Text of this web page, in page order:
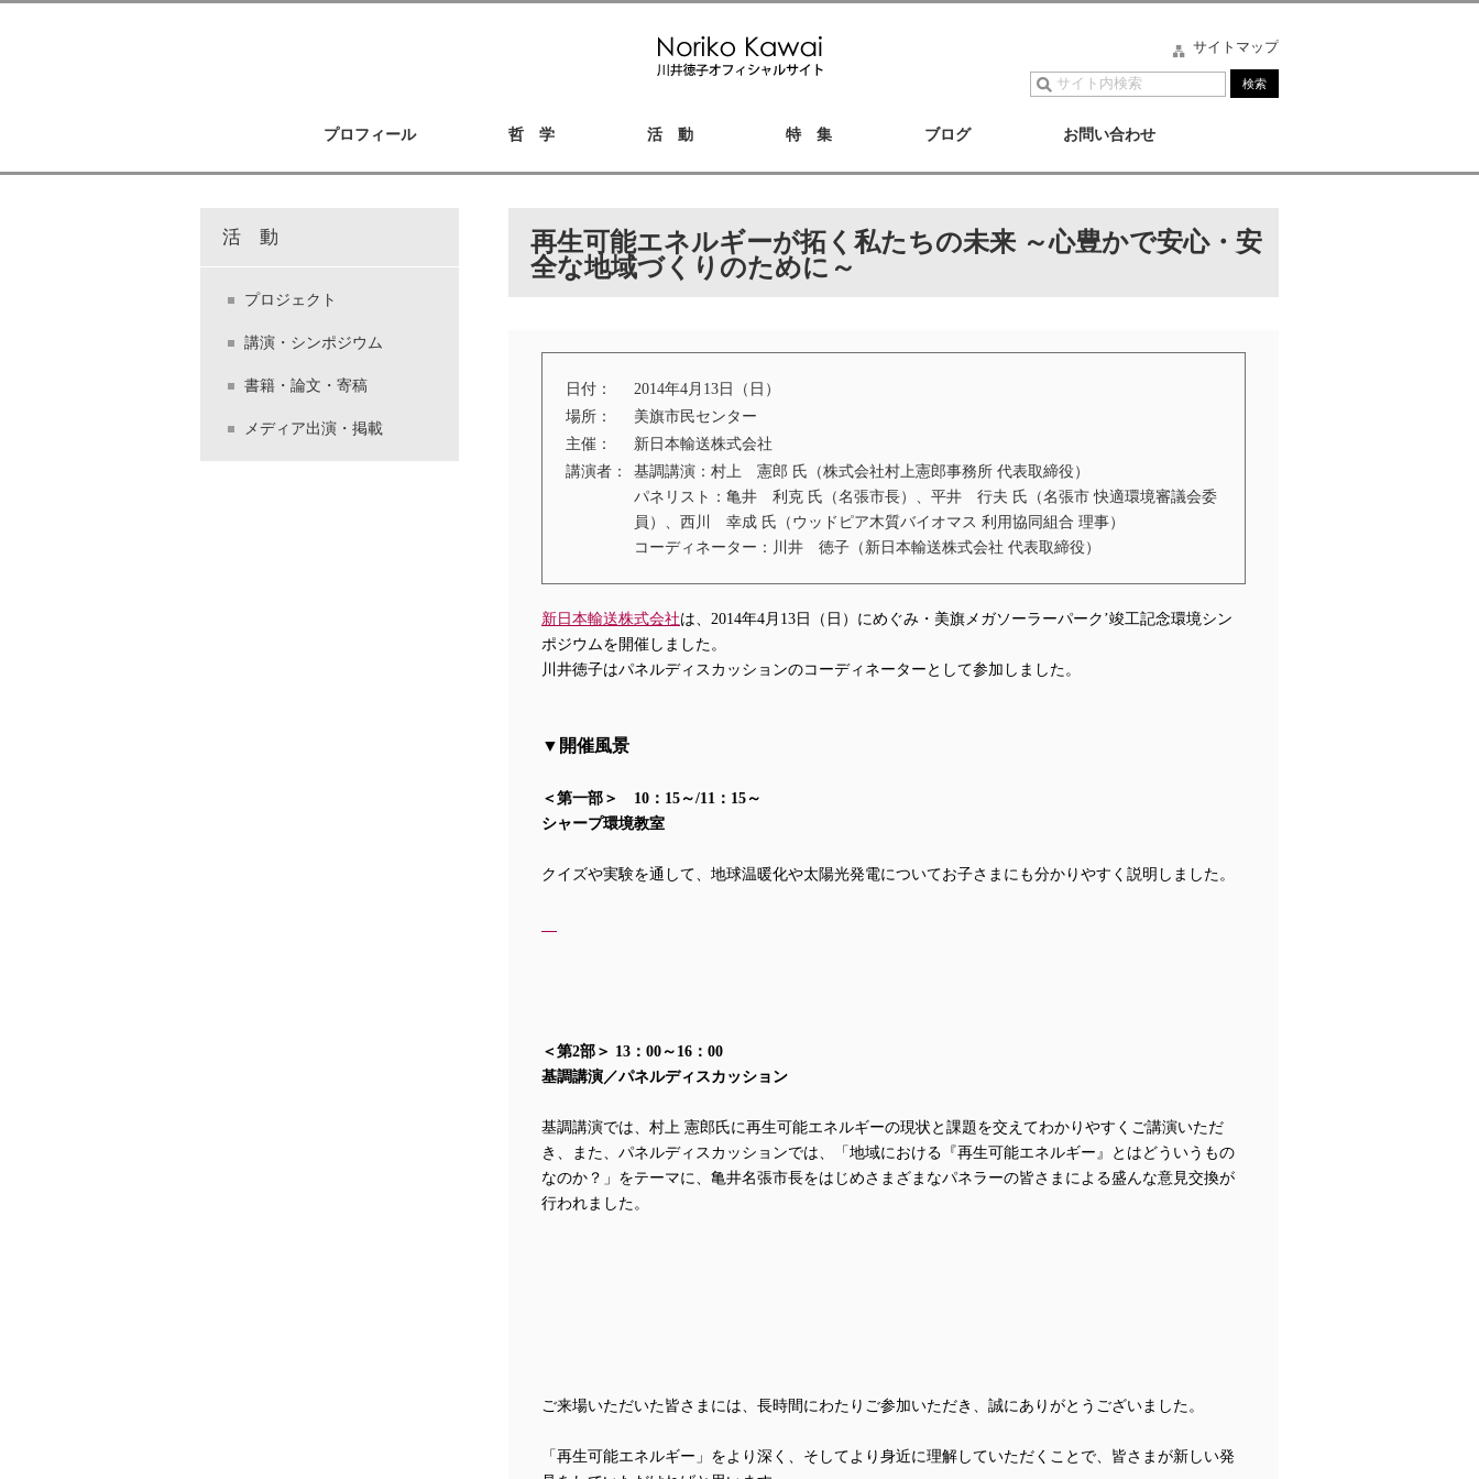
プロフィール 哲 学 活 動 特 集 ブログ お問い合わせ
サイトマップ
再生可能エネルギーが拓く私たちの未来 ～心豊かで安心・安
全な地域づくりのために～
日付：
2014年4月13日（日）
場所：
美旗市民センター
主催：
新日本輸送株式会社
講演者：
基調講演：村上 憲郎 氏（株式会社村上憲郎事務所 代表取締役）
パネリスト：亀井 利克 氏（名張市長）、平井 行夫 氏（名張市 快適環境審議会委
員）、西川 幸成 氏（ウッドピア木質バイオマス 利用協同組合 理事）
コーディネーター：川井 徳子（新日本輸送株式会社 代表取締役）
新日本輸送株式会社は、2014年4月13日（日）にめぐみ・美旗メガソーラーパーク’竣工記念環境シン
ポジウムを開催しました。
川井徳子はパネルディスカッションのコーディネーターとして参加しました。
▼開催風景
＜第一部＞ 10：15～/11：15～
シャープ環境教室
クイズや実験を通して、地球温暖化や太陽光発電についてお子さまにも分かりやすく説明しました。
＜第2部＞ 13：00～16：00
基調講演／パネルディスカッション
基調講演では、村上 憲郎氏に再生可能エネルギーの現状と課題を交えてわかりやすくご講演いただ
き、
また、パネルディスカッションでは、
「地域における『再生可能エネルギー』とはどういうもの
なのか？」をテーマに、 亀井名張市長をはじめさまざまなパネラーの皆さまによる盛んな意見交換が
行われました。
ご来場いただいた皆さまには、 長時間にわたりご参加いただき、誠にありがとうございました。
「再生可能エネルギー」をより深く、そしてより身近に理解していただくことで、 皆さまが新しい発
活 動
プロジェクト
講演・シンポジウム
書籍・論文・寄稿
メディア出演・掲載